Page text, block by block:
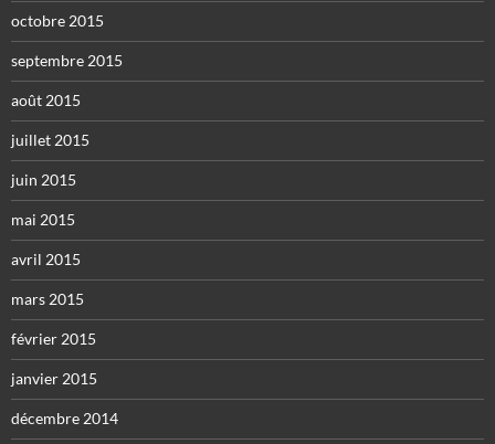
octobre 2015
septembre 2015
août 2015
juillet 2015
juin 2015
mai 2015
avril 2015
mars 2015
février 2015
janvier 2015
décembre 2014